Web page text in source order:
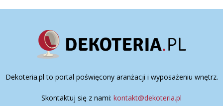
Dekoteria.pl to portal poświęcony aranżacji i wyposażeniu wnętrz.
Skontaktuj się z nami: kontakt@dekoteria.pl